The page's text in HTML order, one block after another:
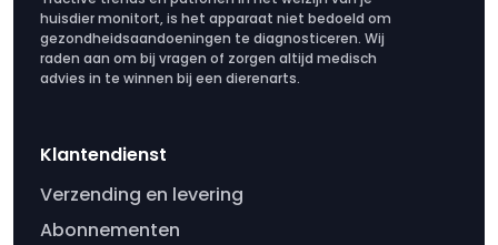
huisdier monitort, is het apparaat niet bedoeld om
gezondheidsaandoeningen te diagnosticeren. Wij
raden aan om bij vragen of zorgen altijd medisch
advies in te winnen bij een dierenarts.
Klantendienst
Verzending en levering
Abonnementen